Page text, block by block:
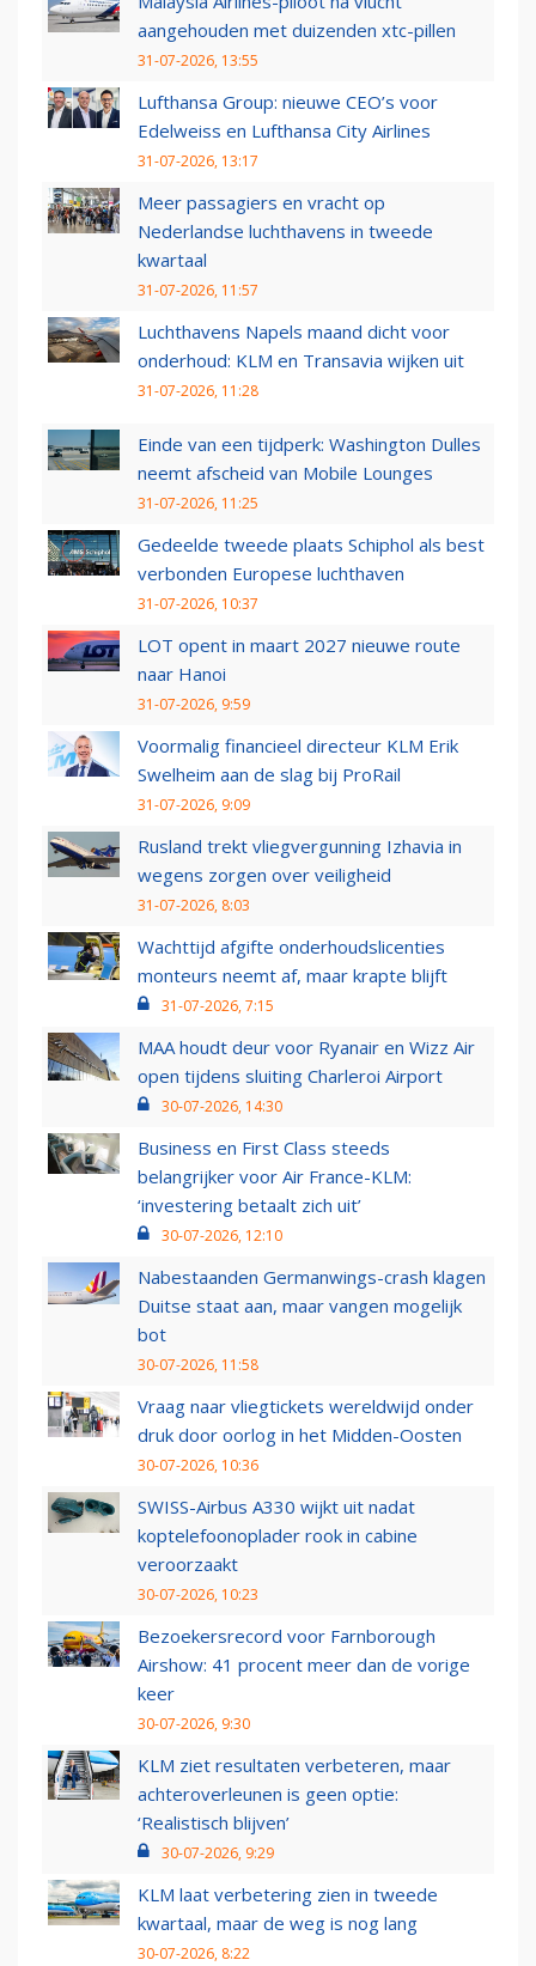
aangehouden met duizenden xtc-pillen
31-07-2026, 13:55
Lufthansa Group: nieuwe CEO’s voor
Edelweiss en Lufthansa City Airlines
31-07-2026, 13:17
Meer passagiers en vracht op
Nederlandse luchthavens in tweede
kwartaal
31-07-2026, 11:57
Luchthavens Napels maand dicht voor
onderhoud: KLM en Transavia wijken uit
31-07-2026, 11:28
Einde van een tijdperk: Washington Dulles
neemt afscheid van Mobile Lounges
31-07-2026, 11:25
Gedeelde tweede plaats Schiphol als best
verbonden Europese luchthaven
31-07-2026, 10:37
LOT opent in maart 2027 nieuwe route
naar Hanoi
31-07-2026, 9:59
Voormalig financieel directeur KLM Erik
Swelheim aan de slag bij ProRail
31-07-2026, 9:09
Rusland trekt vliegvergunning Izhavia in
wegens zorgen over veiligheid
31-07-2026, 8:03
Wachttijd afgifte onderhoudslicenties
monteurs neemt af, maar krapte blijft
31-07-2026, 7:15
MAA houdt deur voor Ryanair en Wizz Air
open tijdens sluiting Charleroi Airport
30-07-2026, 14:30
Business en First Class steeds
belangrijker voor Air France-KLM:
‘investering betaalt zich uit’
30-07-2026, 12:10
Nabestaanden Germanwings-crash klagen
Duitse staat aan, maar vangen mogelijk
bot
30-07-2026, 11:58
Vraag naar vliegtickets wereldwijd onder
druk door oorlog in het Midden-Oosten
30-07-2026, 10:36
SWISS-Airbus A330 wijkt uit nadat
koptelefoonoplader rook in cabine
veroorzaakt
30-07-2026, 10:23
Bezoekersrecord voor Farnborough
Airshow: 41 procent meer dan de vorige
keer
30-07-2026, 9:30
KLM ziet resultaten verbeteren, maar
achteroverleunen is geen optie:
‘Realistisch blijven’
30-07-2026, 9:29
KLM laat verbetering zien in tweede
kwartaal, maar de weg is nog lang
30-07-2026, 8:22